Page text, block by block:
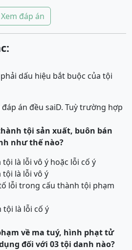
Xem đáp án
dấu hiệu bắt buộc của tội
đáp án đều saiD. Tuỳ trường hợp
tội sản xuất, buôn bán
như thế nào?
là lỗi vô ý hoặc lỗi cố ý
tội là lỗi vô ý
lỗi trong cấu thành tội phạm
tội là lỗi cố ý
về ma tuý, hình phạt tử
đối với 03 tội danh nào?